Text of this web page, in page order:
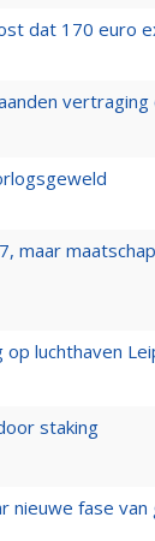
dat 170 euro
vertraging
maar
luchthaven
staking
nieuwe fase van